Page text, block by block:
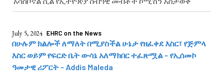
July 5, 2024 EHRC on the News
በሁሉም ክልሎች ለማለት በሚያስችል ሁኔታ የዘፈቀደ እስር፣ የጅምላ
እስር ወይም የፍርድ ቤት ውሳኔ አለማክበር ተፈጽሟል – የኢሰመኮ
ዓመታዊ ሪፖርት – Addis Maleda